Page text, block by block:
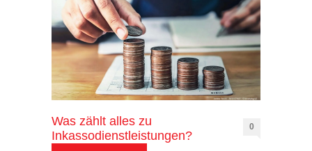
Was zählt alles zu
Inkassodienstleistungen?
0